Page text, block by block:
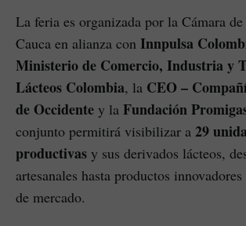
La feria es organizada por la Cámara
Cauca en alianza con Innpulsa
Ministerio de Comercio, Industria y
Lácteos Colombia, la CEO –
de Occidente y la Fundación
conjunto permitirá visibilizar a 29
productivas y sus derivados lácteos,
artesanales hasta productos
de mercado.